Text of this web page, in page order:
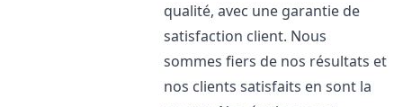
qualité, avec une garantie de
satisfaction client. Nous
sommes fiers de nos résultats et
nos clients satisfaits en sont la